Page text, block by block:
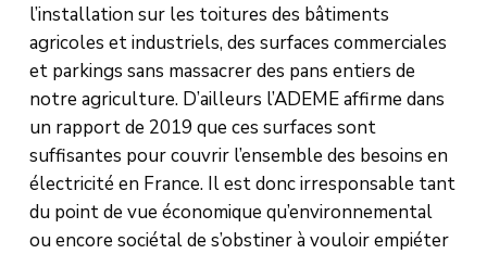
l’installation sur les toitures des bâtiments
agricoles et industriels, des surfaces commerciales
et parkings sans massacrer des pans entiers de
notre agriculture. D’ailleurs l’ADEME affirme dans
un rapport de 2019 que ces surfaces sont
suffisantes pour couvrir l’ensemble des besoins en
électricité en France. Il est donc irresponsable tant
du point de vue économique qu’environnemental
ou encore sociétal de s’obstiner à vouloir empiéter